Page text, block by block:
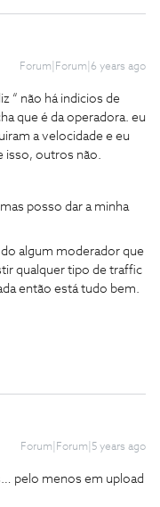
Forum|Forum|6 years ago
“ não há indicios de
que é da operadora. eu
a velocidade e eu
isso, outros não.
posso dar a minha
algum moderador que
qualquer tipo de traffic
então está tudo bem.
Forum|Forum|5 years ago
pelo menos em upload